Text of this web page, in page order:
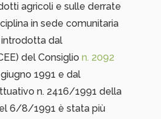
agricoli e sulle derrate
in sede comunitaria
dal
del Consiglio n. 2092
1991 e dal
n. 2416/1991 della
6/8/1991 è stata più